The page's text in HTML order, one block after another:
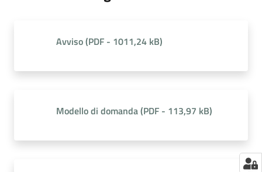
Avviso(PDF - 1011,24 kB)
Modello di domanda(PDF - 113,97 kB)